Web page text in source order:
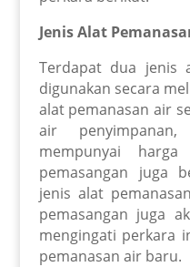
Jenis Alat
Terdapat dua jenis
digunakan secara
alat pemanasan air
air
mempunyai
pemasangan juga
jenis alat
pemasangan juga
mengingati perkara
pemanasan air baru.